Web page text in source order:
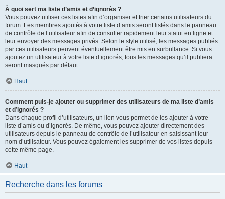
À quoi sert ma liste d’amis et d’ignorés ?
Vous pouvez utiliser ces listes afin d’organiser et trier certains utilisateurs du
forum. Les membres ajoutés à votre liste d’amis seront listés dans le panneau
de contrôle de l’utilisateur afin de consulter rapidement leur statut en ligne et
leur envoyer des messages privés. Selon le style utilisé, les messages publiés
par ces utilisateurs peuvent éventuellement être mis en surbrillance. Si vous
ajoutez un utilisateur à votre liste d’ignorés, tous les messages qu’il publiera
seront masqués par défaut.
Haut
Comment puis-je ajouter ou supprimer des utilisateurs de ma liste d’amis
et d’ignorés ?
Dans chaque profil d’utilisateurs, un lien vous permet de les ajouter à votre
liste d’amis ou d’ignorés. De même, vous pouvez ajouter directement des
utilisateurs depuis le panneau de contrôle de l’utilisateur en saisissant leur
nom d’utilisateur. Vous pouvez également les supprimer de vos listes depuis
cette même page.
Haut
Recherche dans les forums